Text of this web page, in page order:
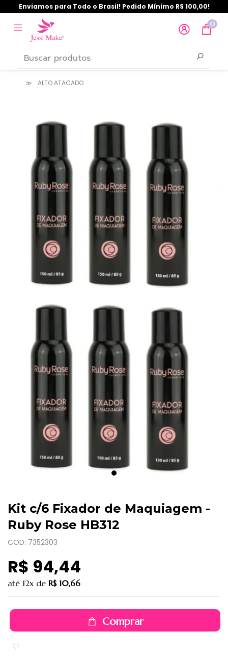
Enviamos para Todo o Brasil! Pedido Mínimo R$ 100,00!
0
ALTO ATACADO
Kit c/6 Fixador de Maquiagem -
Ruby Rose HB312
COD: 7352303
R$ 94,44
até 12x de R$ 10,66
Comprar